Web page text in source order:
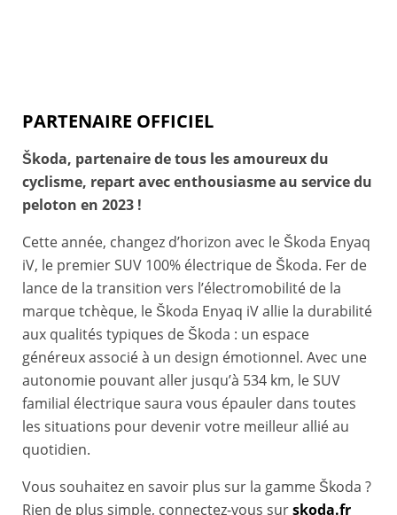
PARTENAIRE OFFICIEL
Škoda, partenaire de tous les amoureux du
cyclisme, repart avec enthousiasme au service du
peloton en 2023 !
Cette année, changez d’horizon avec le Škoda Enyaq
iV, le premier SUV 100% électrique de Škoda. Fer de
lance de la transition vers l’électromobilité de la
marque tchèque, le Škoda Enyaq iV allie la durabilité
aux qualités typiques de Škoda : un espace
généreux associé à un design émotionnel. Avec une
autonomie pouvant aller jusqu’à 534 km, le SUV
familial électrique saura vous épauler dans toutes
les situations pour devenir votre meilleur allié au
quotidien.
Vous souhaitez en savoir plus sur la gamme Škoda ?
Rien de plus simple, connectez-vous surskoda.fr